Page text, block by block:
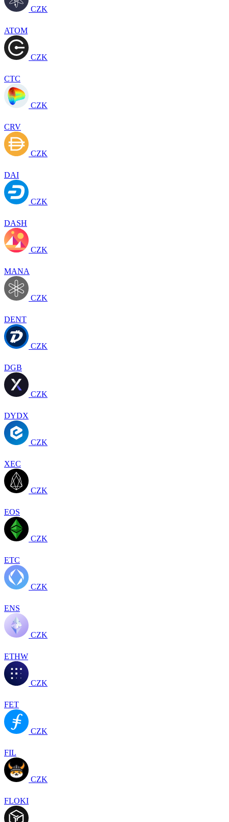
CZK
ATOM
CZK
CTC
CZK
CRV
CZK
DAI
CZK
DASH
CZK
MANA
CZK
DENT
CZK
DGB
CZK
DYDX
CZK
XEC
CZK
EOS
CZK
ETC
CZK
ENS
CZK
ETHW
CZK
FET
CZK
FIL
CZK
FLOKI